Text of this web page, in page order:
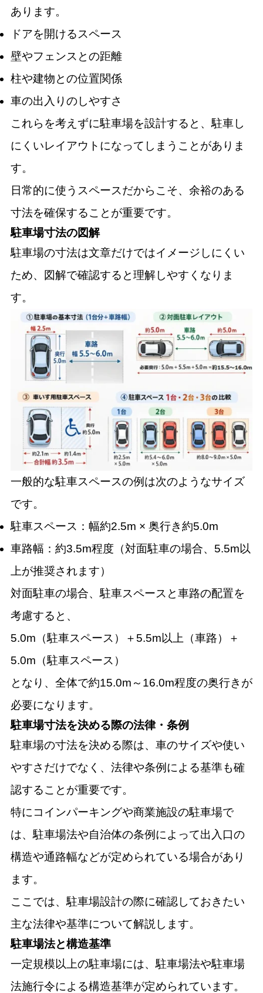
あります。
ドアを開けるスペース
壁やフェンスとの距離
柱や建物との位置関係
車の出入りのしやすさ
これらを考えずに駐車場を設計すると、駐車し
にくいレイアウトになってしまうことがありま
す。
日常的に使うスペースだからこそ、余裕のある
寸法を確保することが重要です。
駐車場寸法の図解
駐車場の寸法は文章だけではイメージしにくい
ため、図解で確認すると理解しやすくなりま
す。
一般的な駐車スペースの例は次のようなサイズ
です。
駐車スペース：幅約2.5m × 奥行き約5.0m
車路幅：約3.5m程度（対面駐車の場合、5.5m以
上が推奨されます）
対面駐車の場合、駐車スペースと車路の配置を
考慮すると、
5.0m（駐車スペース）＋5.5m以上（車路）＋
5.0m（駐車スペース）
となり、全体で約15.0m～16.0m程度の奥行きが
必要になります。
駐車場寸法を決める際の法律・条例
駐車場の寸法を決める際は、車のサイズや使い
やすさだけでなく、法律や条例による基準も確
認することが重要です。
特にコインパーキングや商業施設の駐車場で
は、駐車場法や自治体の条例によって出入口の
構造や通路幅などが定められている場合があり
ます。
ここでは、駐車場設計の際に確認しておきたい
主な法律や基準について解説します。
駐車場法と構造基準
一定規模以上の駐車場には、駐車場法や駐車場
法施行令による構造基準が定められています。